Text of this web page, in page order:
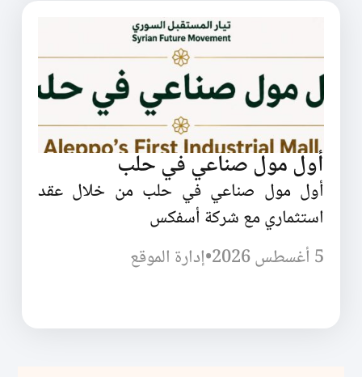
أول مول صناعي في حلب
أول مول صناعي في حلب من خلال عقد
استثماري مع شركة أسفكس
5 أغسطس 2026
•إدارة الموقع